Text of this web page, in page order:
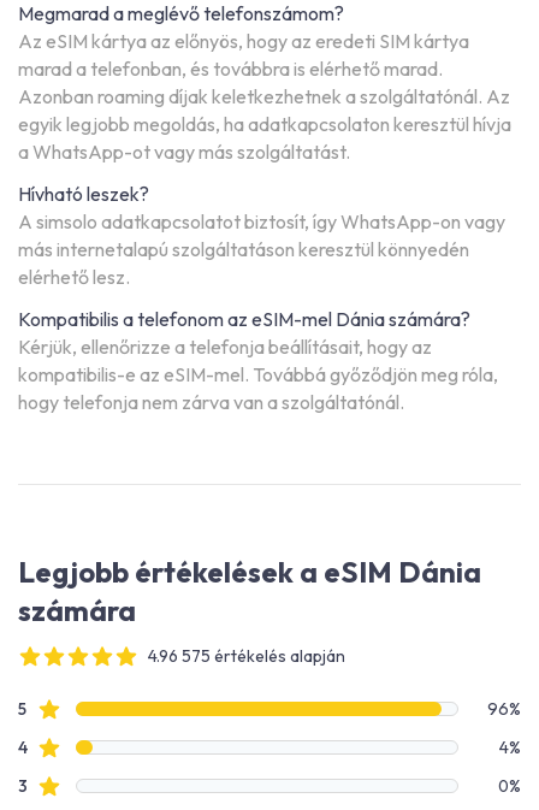
Megmarad a meglévő telefonszámom?
Az eSIM kártya az előnyös, hogy az eredeti SIM kártya
marad a telefonban, és továbbra is elérhető marad.
Azonban roaming díjak keletkezhetnek a szolgáltatónál. Az
egyik legjobb megoldás, ha adatkapcsolaton keresztül hívja
a WhatsApp-ot vagy más szolgáltatást.
Hívható leszek?
A simsolo adatkapcsolatot biztosít, így WhatsApp-on vagy
más internetalapú szolgáltatáson keresztül könnyedén
elérhető lesz.
Kompatibilis a telefonom az eSIM-mel Dánia számára?
Kérjük, ellenőrizze a telefonja beállításait, hogy az
kompatibilis-e az eSIM-mel. Továbbá győződjön meg róla,
hogy telefonja nem zárva van a szolgáltatónál.
Legjobb értékelések a eSIM Dánia
számára
4.96 575 értékelés alapján
Értékelési adatok
5Csillagos értékelések
96%
4Csillagos értékelések
4%
3 Csillagos értékelések
0%